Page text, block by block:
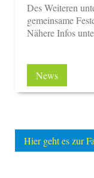
Des Weiteren
gemeinsame
Nähere Infos
News
Hier geht es zur